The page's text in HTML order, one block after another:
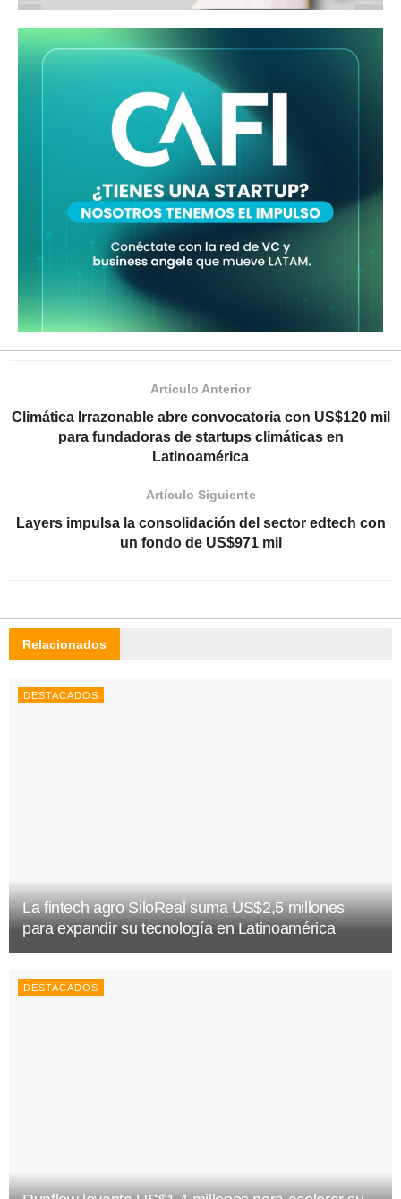
Artículo Anterior
Climática Irrazonable abre convocatoria con US$120 mil
para fundadoras de startups climáticas en
Latinoamérica
Artículo Siguiente
Layers impulsa la consolidación del sector edtech con
un fondo de US$971 mil
Relacionados
DESTACADOS
La fintech agro SiloReal suma US$2,5 millones
para expandir su tecnología en Latinoamérica
DESTACADOS